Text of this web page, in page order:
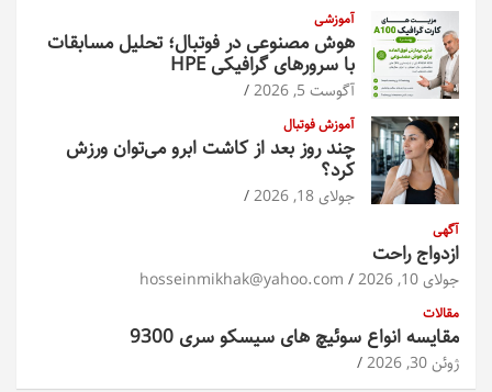
آموزشی
هوش مصنوعی در فوتبال؛ تحلیل مسابقات
با سرورهای گرافیکی HPE
آگوست 5, 2026
آموزش فوتبال
چند روز بعد از کاشت ابرو می‌توان ورزش
کرد؟
جولای 18, 2026
آگهی
ازدواج راحت
جولای 10, 2026 hosseinmikhak@yahoo.com
مقالات
مقایسه انواع سوئیچ های سیسکو سری 9300
ژوئن 30, 2026